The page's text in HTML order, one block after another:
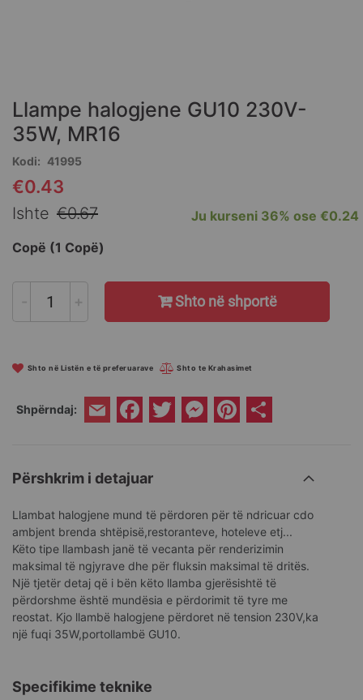
beginning
of
the
images
gallery
Llampe halogjene GU10 230V-
35W, MR16
Kodi
41995
Special
€0.43
Ishte €0.67 Ju kurseni 36% ose €0.24
Copë (1 Copë)
- + Shto në shportë
Shto në Listën e të preferuarave Shto te Krahasimet
Shpërndaj: Email Facebook
Twitter Messenger
Pinterest
Përshkrim i detajuar
Llambat halogjene mund të përdoren për të ndricuar cdo
ambjent brenda shtëpisë,restoranteve, hoteleve etj...
Këto tipe llambash janë të vecanta për renderizimin
maksimal të ngjyrave dhe për fluksin maksimal të dritës.
Një tjetër detaj që i bën këto llamba gjerësishtë të
përdorshme është mundësia e përdorimit të tyre me
reostat. Kjo llambë halogjene përdoret në tension 230V,ka
një fuqi 35W,portollambë GU10.
Specifikime teknike